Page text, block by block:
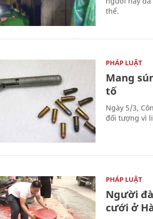
thể.
PHÁP LUẬT
Mang
tố
Ngày 5/3,
đối tượng vì
PHÁP LUẬT
Người
cưới ở